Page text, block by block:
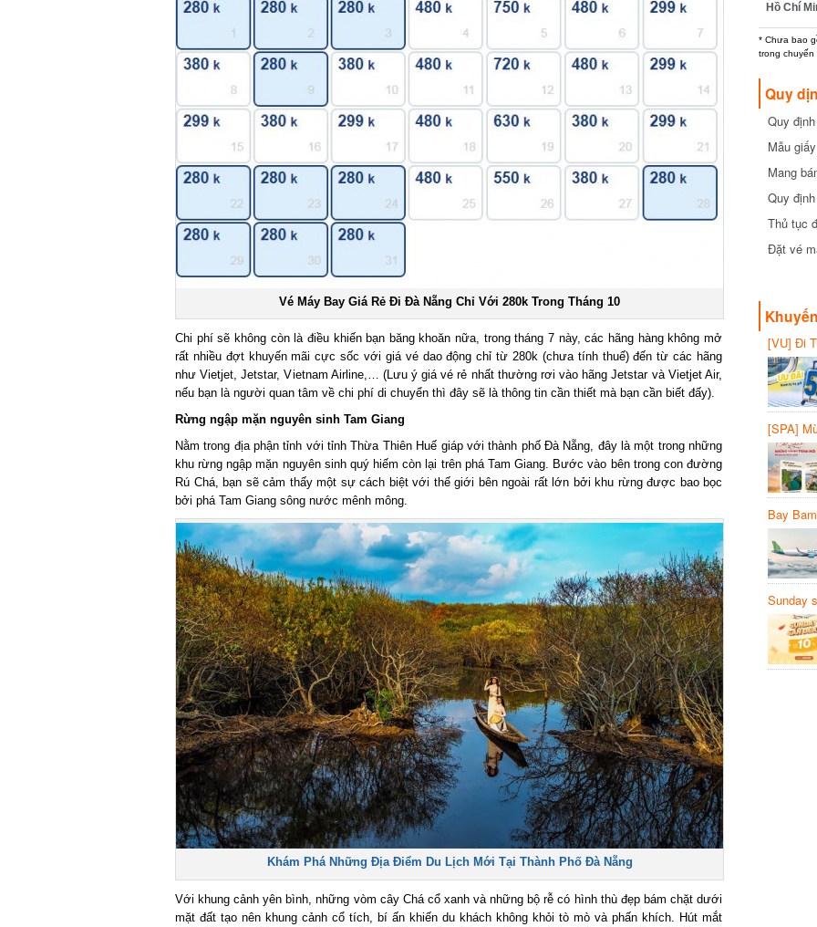
Vé Máy Bay Giá Rẻ Đi Đà Nẵng Chỉ Với 280k Trong Tháng 10
Chi phí sẽ không còn là điều khiến bạn băng khoăn nữa, trong tháng 7 này, các hãng hàng không mở
rất nhiều đợt khuyến mãi cực sốc với giá vé dao động chỉ từ 280k (chưa tính thuế) đến từ các hãng
như Vietjet, Jetstar, Vietnam Airline,… (Lưu ý giá vé rẻ nhất thường rơi vào hãng Jetstar và Vietjet Air,
nếu bạn là người quan tâm về chi phí di chuyển thì đây sẽ là thông tin cần thiết mà bạn cần biết đấy).
Rừng ngập mặn nguyên sinh Tam Giang
Nằm trong địa phận tỉnh với tỉnh Thừa Thiên Huế giáp với thành phố Đà Nẵng, đây là một trong những
khu rừng ngập mặn nguyên sinh quý hiếm còn lại trên phá Tam Giang. Bước vào bên trong con đường
Rú Chá, bạn sẽ cảm thấy một sự cách biệt với thế giới bên ngoài rất lớn bởi khu rừng được bao bọc
bởi phá Tam Giang sông nước mênh mông.
Khám Phá Những Địa Điểm Du Lịch Mới Tại Thành Phố Đà Nẵng
Với khung cảnh yên bình, những vòm cây Chá cổ xanh và những bộ rễ có hình thù đẹp bám chặt dưới
mặt đất tạo nên khung cảnh cổ tích, bí ấn khiến du khách không khỏi tò mò và phấn khích. Hút mắt
Hồ Chí
* Chưa bao
trong chuyến
Quy
Quy
cần biết
Mẫu
Mang
Quy
Thủ tục
Đặt vé
[VU] Đi
giảm
[SPA]
20%
Bay
Sunday